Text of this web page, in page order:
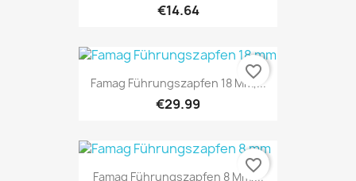
€14.64
Famag Führungszapfen 18 Mm,...
€29.99
favorite_border
Famag Führungszapfen 8 Mm,...
favorite_border